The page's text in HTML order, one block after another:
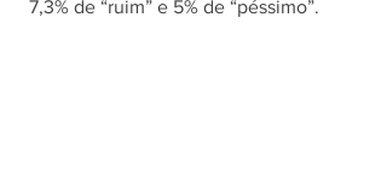
7,3% de “ruim” e 5% de “péssimo”.